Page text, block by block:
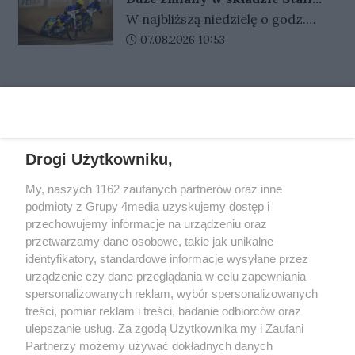
Prace obejmą kilka ulic, a ich
łączna wartość przekracza 4,5
wydarzyło się coś pilnego. W
czasie wakacji taki kontakt może
wydawać się szczególnie
naprawdę znajduje się po drugiej
Gorzów. Tak pojadą z
Włókniarzem Częstochowa
W najbliższą niedzielę o godz.
17:00 Gezet Stal Gorzów zmierzy
składy na niedzielny pojedynek.
Data dodania artykułu:
07.08.2026 10:53
REKLAMA
Drogi Użytkowniku,
My, naszych 1162 zaufanych partnerów oraz inne
podmioty z Grupy 4media uzyskujemy dostęp i
przechowujemy informacje na urządzeniu oraz
przetwarzamy dane osobowe, takie jak unikalne
identyfikatory, standardowe informacje wysyłane przez
urządzenie czy dane przeglądania w celu zapewniania
spersonalizowanych reklam, wybór spersonalizowanych
treści, pomiar reklam i treści, badanie odbiorców oraz
ulepszanie usług. Za zgodą Użytkownika my i Zaufani
Partnerzy możemy używać dokładnych danych